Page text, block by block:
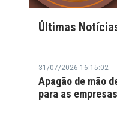
Últimas
31/07/2026 16:15:02
Apagão de mão
para as empresas